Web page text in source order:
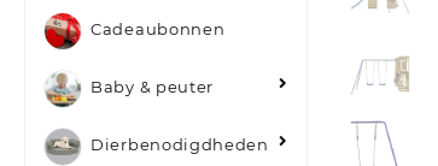
Cadeaubonnen
Baby & peuter
Dierbenodigdheden